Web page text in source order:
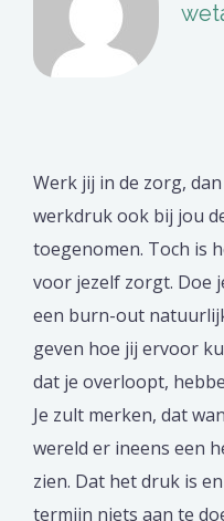
Werk jij in de zorg,
werkdruk ook bij jou
toegenomen. Toch is
voor jezelf zorgt. Doe
een burn-out
geven hoe jij ervoor
dat je overloopt,
Je zult merken, dat
wereld er ineens een
zien. Dat het druk is
termijn niets aan te